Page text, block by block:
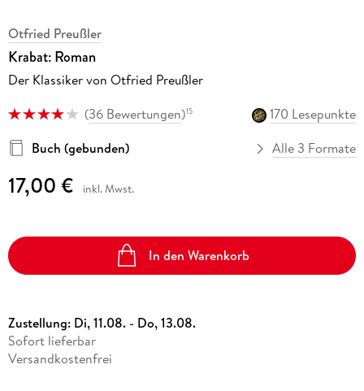
Otfried Preußler
Krabat: Roman
Der Klassiker von Otfried Preußler
(36 Bewertungen)15
170 Lesepunkte
Buch (gebunden)
Alle 3 Formate
17,00 € inkl. Mwst.
In den Warenkorb
Zustellung: Di, 11.08. - Do, 13.08.
Sofort lieferbar
Versandkostenfrei